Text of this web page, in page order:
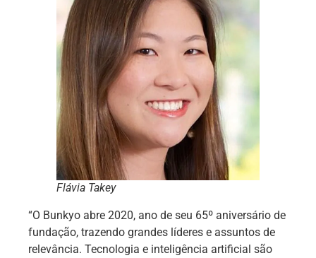
Flávia Takey
“O Bunkyo abre 2020, ano de seu 65º aniversário de
fundação, trazendo grandes líderes e assuntos de
relevância. Tecnologia e inteligência artificial são